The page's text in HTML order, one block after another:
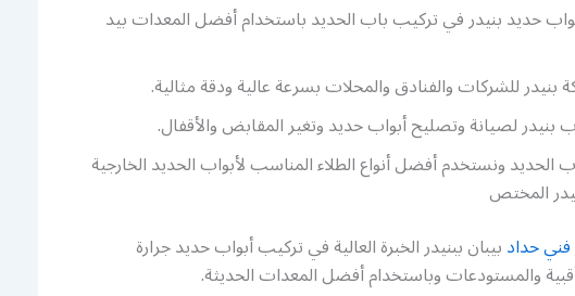
حديد بنيدر في تركيب باب الحديد باستخدام أفضل المعدات بيد
للشركات والفنادق والمحلات بسرعة عالية ودقة مثالية.
بنيدر لصيانة وتصليح أبواب حديد وتغير المقابض والأقفال.
الحديد ونستخدم أفضل أنواع الطلاء المناسب لأبواب الحديد الخارجية
المختص
فني حدادبيبان ببنيدر الخبرة العالية في تركيب أبواب حديد جرارة
والمستودعات وباستخدام أفضل المعدات الحديثة.